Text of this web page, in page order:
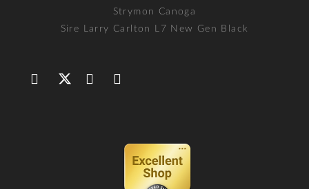
Strymon Canoga
Sire Larry Carlton L7 New Gen Black